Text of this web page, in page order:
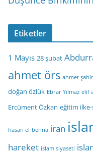
Etiketler
1 Mayıs 28 şubat
ahmet örs ahmet
doğan özlük Ebrar Yılmaz elif
Ercüment Özkan eğitim ilke-
hasan el-benna iran
hareket islam siyaseti